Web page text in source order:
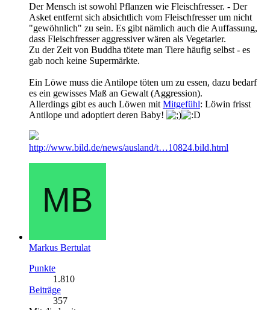
Der Mensch ist sowohl Pflanzen wie Fleischfresser. - Der
Asket entfernt sich absichtlich vom Fleischfresser um nicht
"gewöhnlich" zu sein. Es gibt nämlich auch die Auffassung,
dass Fleischfresser aggressiver wären als Vegetarier.
Zu der Zeit von Buddha tötete man Tiere häufig selbst - es
gab noch keine Supermärkte.
Ein Löwe muss die Antilope töten um zu essen, dazu bedarf
es ein gewisses Maß an Gewalt (Aggression).
Allerdings gibt es auch Löwen mit Mitgefühl: Löwin frisst
Antilope und adoptiert deren Baby!
http://www.bild.de/news/ausland/t…10824.bild.html
Markus Bertulat
Punkte
1.810
Beiträge
357